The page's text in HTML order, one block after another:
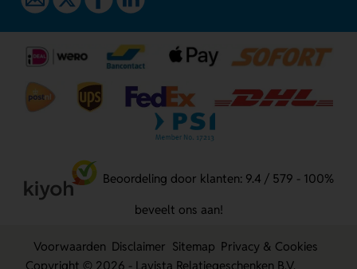
Beoordeling door klanten: 9.4 / 579 - 100%
beveelt ons aan!
Voorwaarden Disclaimer Sitemap Privacy & Cookies
Copyright © 2026 - Lavista Relatiegeschenken B.V.